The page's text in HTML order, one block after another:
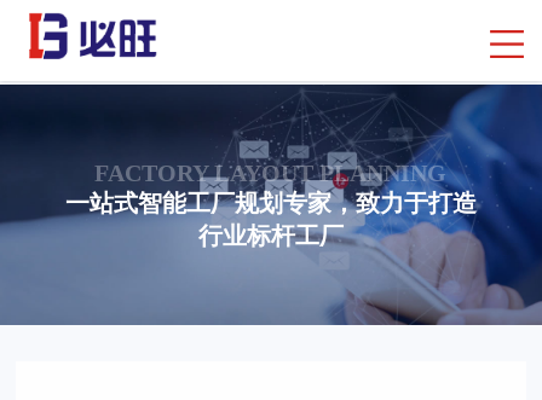
FACTORY LAYOUT PLANNING
一站式智能工厂规划专家，致力于打造
行业标杆工厂